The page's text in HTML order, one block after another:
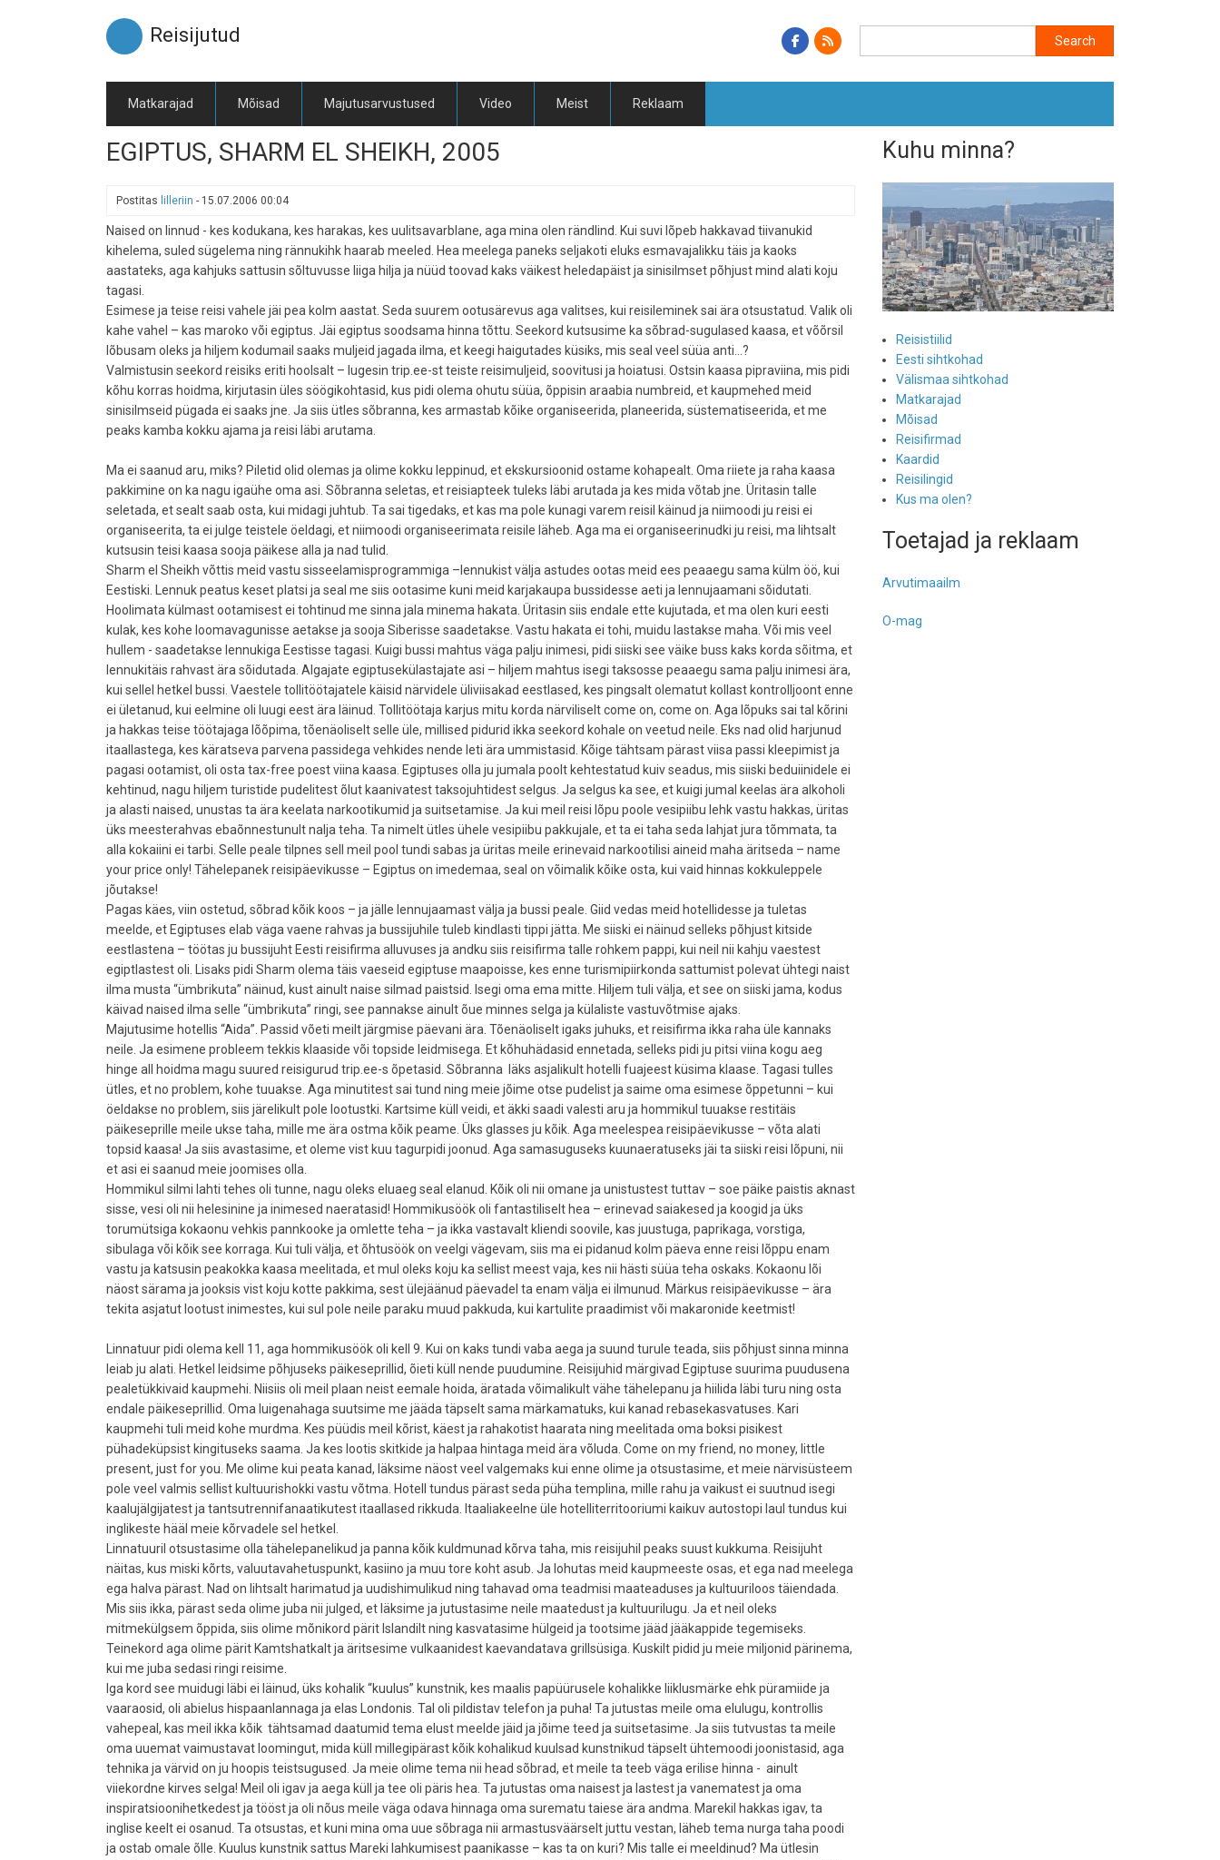
Reisijutud
Matkarajad Mõisad Majutusarvustused Video Meist Reklaam
EGIPTUS, SHARM EL SHEIKH, 2005
Postitas lilleriin - 15.07.2006 00:04
Naised on linnud - kes kodukana, kes harakas, kes uulitsavarblane, aga mina olen rändlind. Kui suvi lõpeb hakkavad tiivanukid
kihelema, suled sügelema ning rännukihk haarab meeled. Hea meelega paneks seljakoti eluks esmavajalikku täis ja kaoks
aastateks, aga kahjuks sattusin sõltuvusse liiga hilja ja nüüd toovad kaks väikest heledapäist ja sinisilmset põhjust mind alati koju
tagasi.
Esimese ja teise reisi vahele jäi pea kolm aastat. Seda suurem ootusärevus aga valitses, kui reisileminek sai ära otsustatud. Valik oli
kahe vahel – kas maroko või egiptus. Jäi egiptus soodsama hinna tõttu. Seekord kutsusime ka sõbrad-sugulased kaasa, et võõrsil
lõbusam oleks ja hiljem kodumail saaks muljeid jagada ilma, et keegi haigutades küsiks, mis seal veel süüa anti...?
Valmistusin seekord reisiks eriti hoolsalt – lugesin trip.ee-st teiste reisimuljeid, soovitusi ja hoiatusi. Ostsin kaasa pipraviina, mis pidi
kõhu korras hoidma, kirjutasin üles söögikohtasid, kus pidi olema ohutu süüa, õppisin araabia numbreid, et kaupmehed meid
sinisilmseid pügada ei saaks jne. Ja siis ütles sõbranna, kes armastab kõike organiseerida, planeerida, süstematiseerida, et me
peaks kamba kokku ajama ja reisi läbi arutama.
Ma ei saanud aru, miks? Piletid olid olemas ja olime kokku leppinud, et ekskursioonid ostame kohapealt. Oma riiete ja raha kaasa
pakkimine on ka nagu igaühe oma asi. Sõbranna seletas, et reisiapteek tuleks läbi arutada ja kes mida võtab jne. Üritasin talle
seletada, et sealt saab osta, kui midagi juhtub. Ta sai tigedaks, et kas ma pole kunagi varem reisil käinud ja niimoodi ju reisi ei
organiseerita, ta ei julge teistele öeldagi, et niimoodi organiseerimata reisile läheb. Aga ma ei organiseerinudki ju reisi, ma lihtsalt
kutsusin teisi kaasa sooja päikese alla ja nad tulid.
Sharm el Sheikh võttis meid vastu sisseelamisprogrammiga –lennukist välja astudes ootas meid ees peaaegu sama külm öö, kui
Eestiski. Lennuk peatus keset platsi ja seal me siis ootasime kuni meid karjakaupa bussidesse aeti ja lennujaamani sõidutati.
Hoolimata külmast ootamisest ei tohtinud me sinna jala minema hakata. Üritasin siis endale ette kujutada, et ma olen kuri eesti
kulak, kes kohe loomavagunisse aetakse ja sooja Siberisse saadetakse. Vastu hakata ei tohi, muidu lastakse maha. Või mis veel
hullem - saadetakse lennukiga Eestisse tagasi. Kuigi bussi mahtus väga palju inimesi, pidi siiski see väike buss kaks korda sõitma, et
lennukitäis rahvast ära sõidutada. Algajate egiptusekülastajate asi – hiljem mahtus isegi taksosse peaaegu sama palju inimesi ära,
kui sellel hetkel bussi. Vaestele tollitöötajatele käisid närvidele üliviisakad eestlased, kes pingsalt olematut kollast kontrolljoont enne
ei ületanud, kui eelmine oli luugi eest ära läinud. Tollitöötaja karjus mitu korda närviliselt come on, come on. Aga lõpuks sai tal kõrini
ja hakkas teise töötajaga lõõpima, tõenäoliselt selle üle, millised pidurid ikka seekord kohale on veetud neile. Eks nad olid harjunud
itaallastega, kes käratseva parvena passidega vehkides nende leti ära ummistasid. Kõige tähtsam pärast viisa passi kleepimist ja
pagasi ootamist, oli osta tax-free poest viina kaasa. Egiptuses olla ju jumala poolt kehtestatud kuiv seadus, mis siiski beduiinidele ei
kehtinud, nagu hiljem turistide pudelitest õlut kaanivatest taksojuhtidest selgus. Ja selgus ka see, et kuigi jumal keelas ära alkoholi
ja alasti naised, unustas ta ära keelata narkootikumid ja suitsetamise. Ja kui meil reisi lõpu poole vesipiibu lehk vastu hakkas, üritas
üks meesterahvas ebaõnnestunult nalja teha. Ta nimelt ütles ühele vesipiibu pakkujale, et ta ei taha seda lahjat jura tõmmata, ta
alla kokaiini ei tarbi. Selle peale tilpnes sell meil pool tundi sabas ja üritas meile erinevaid narkootilisi aineid maha äritseda – name
your price only! Tähelepanek reisipäevikusse – Egiptus on imedemaa, seal on võimalik kõike osta, kui vaid hinnas kokkuleppele
jõutakse!
Pagas käes, viin ostetud, sõbrad kõik koos – ja jälle lennujaamast välja ja bussi peale. Giid vedas meid hotellidesse ja tuletas
meelde, et Egiptuses elab väga vaene rahvas ja bussijuhile tuleb kindlasti tippi jätta. Me siiski ei näinud selleks põhjust kitside
eestlastena – töötas ju bussijuht Eesti reisifirma alluvuses ja andku siis reisifirma talle rohkem pappi, kui neil nii kahju vaestest
egiptlastest oli. Lisaks pidi Sharm olema täis vaeseid egiptuse maapoisse, kes enne turismipiirkonda sattumist polevat ühtegi naist
ilma musta “ümbrikuta” näinud, kust ainult naise silmad paistsid. Isegi oma ema mitte. Hiljem tuli välja, et see on siiski jama, kodus
käivad naised ilma selle “ümbrikuta” ringi, see pannakse ainult õue minnes selga ja külaliste vastuvõtmise ajaks.
Majutusime hotellis “Aida”. Passid võeti meilt järgmise päevani ära. Tõenäoliselt igaks juhuks, et reisifirma ikka raha üle kannaks
neile. Ja esimene probleem tekkis klaaside või topside leidmisega. Et kõhuhädasid ennetada, selleks pidi ju pitsi viina kogu aeg
hinge all hoidma magu suured reisigurud trip.ee-s õpetasid. Sõbranna läks asjalikult hotelli fuajeest küsima klaase. Tagasi tulles
ütles, et no problem, kohe tuuakse. Aga minutitest sai tund ning meie jõime otse pudelist ja saime oma esimese õppetunni – kui
öeldakse no problem, siis järelikult pole lootustki. Kartsime küll veidi, et äkki saadi valesti aru ja hommikul tuuakse restitäis
päikeseprille meile ukse taha, mille me ära ostma kõik peame. Üks glasses ju kõik. Aga meelespea reisipäevikusse – võta alati
topsid kaasa! Ja siis avastasime, et oleme vist kuu tagurpidi joonud. Aga samasuguseks kuunaeratuseks jäi ta siiski reisi lõpuni, nii
et asi ei saanud meie joomises olla.
Hommikul silmi lahti tehes oli tunne, nagu oleks eluaeg seal elanud. Kõik oli nii omane ja unistustest tuttav – soe päike paistis aknast
sisse, vesi oli nii helesinine ja inimesed naeratasid! Hommikusöök oli fantastiliselt hea – erinevad saiakesed ja koogid ja üks
torumütsiga kokaonu vehkis pannkooke ja omlette teha – ja ikka vastavalt kliendi soovile, kas juustuga, paprikaga, vorstiga,
sibulaga või kõik see korraga. Kui tuli välja, et õhtusöök on veelgi vägevam, siis ma ei pidanud kolm päeva enne reisi lõppu enam
vastu ja katsusin peakokka kaasa meelitada, et mul oleks koju ka sellist meest vaja, kes nii hästi süüa teha oskaks. Kokaonu lõi
näost särama ja jooksis vist koju kotte pakkima, sest ülejäänud päevadel ta enam välja ei ilmunud. Märkus reisipäevikusse – ära
tekita asjatut lootust inimestes, kui sul pole neile paraku muud pakkuda, kui kartulite praadimist või makaronide keetmist!
Linnatuur pidi olema kell 11, aga hommikusöök oli kell 9. Kui on kaks tundi vaba aega ja suund turule teada, siis põhjust sinna minna
leiab ju alati. Hetkel leidsime põhjuseks päikeseprillid, õieti küll nende puudumine. Reisijuhid märgivad Egiptuse suurima puudusena
pealetükkivaid kaupmehi. Niisiis oli meil plaan neist eemale hoida, äratada võimalikult vähe tähelepanu ja hiilida läbi turu ning osta
endale päikeseprillid. Oma luigenahaga suutsime me jääda täpselt sama märkamatuks, kui kanad rebasekasvatuses. Kari
kaupmehi tuli meid kohe murdma. Kes püüdis meil kõrist, käest ja rahakotist haarata ning meelitada oma boksi pisikest
pühadeküpsist kingituseks saama. Ja kes lootis skitkide ja halpaa hintaga meid ära võluda. Come on my friend, no money, little
present, just for you. Me olime kui peata kanad, läksime näost veel valgemaks kui enne olime ja otsustasime, et meie närvisüsteem
pole veel valmis sellist kultuurishokki vastu võtma. Hotell tundus pärast seda püha templina, mille rahu ja vaikust ei suutnud isegi
kaalujälgijatest ja tantsutrennifanaatikutest itaallased rikkuda. Itaaliakeelne üle hotelliterritooriumi kaikuv autostopi laul tundus kui
inglikeste hääl meie kõrvadele sel hetkel.
Linnatuuril otsustasime olla tähelepanelikud ja panna kõik kuldmunad kõrva taha, mis reisijuhil peaks suust kukkuma. Reisijuht
näitas, kus miski kõrts, valuutavahetuspunkt, kasiino ja muu tore koht asub. Ja lohutas meid kaupmeeste osas, et ega nad meelega
ega halva pärast. Nad on lihtsalt harimatud ja uudishimulikud ning tahavad oma teadmisi maateaduses ja kultuuriloos täiendada.
Mis siis ikka, pärast seda olime juba nii julged, et läksime ja jutustasime neile maatedust ja kultuurilugu. Ja et neil oleks
mitmekülgsem õppida, siis olime mõnikord pärit Islandilt ning kasvatasime hülgeid ja tootsime jääd jääkappide tegemiseks.
Teinekord aga olime pärit Kamtshatkalt ja äritsesime vulkaanidest kaevandatava grillsüsiga. Kuskilt pidid ju meie miljonid pärinema,
kui me juba sedasi ringi reisime.
Iga kord see muidugi läbi ei läinud, üks kohalik “kuulus” kunstnik, kes maalis papüürusele kohalikke liiklusmärke ehk püramiide ja
vaaraosid, oli abielus hispaanlannaga ja elas Londonis. Tal oli pildistav telefon ja puha! Ta jutustas meile oma elulugu, kontrollis
vahepeal, kas meil ikka kõik tähtsamad daatumid tema elust meelde jäid ja jõime teed ja suitsetasime. Ja siis tutvustas ta meile
oma uuemat vaimustavat loomingut, mida küll millegipärast kõik kohalikud kuulsad kunstnikud täpselt ühtemoodi joonistasid, aga
tehnika ja värvid on ju hoopis teistsugused. Ja meie olime tema nii head sõbrad, et meile ta teeb väga erilise hinna - ainult
viiekordne kirves selga! Meil oli igav ja aega küll ja tee oli päris hea. Ta jutustas oma naisest ja lastest ja vanematest ja oma
inspiratsioonihetkedest ja tööst ja oli nõus meile väga odava hinnaga oma surematu taiese ära andma. Marekil hakkas igav, ta
inglise keelt ei osanud. Ta otsustas, et kuni mina oma uue sõbraga nii armastusväärselt juttu vestan, läheb tema nurga taha poodi
ja ostab omale õlle. Kuulus kunstnik sattus Mareki lahkumisest paanikasse – kas ta on kuri? Mis talle ei meeldinud? Ma ütlesin
Kuhu minna?
Reisistiilid
Eesti sihtkohad
Välismaa sihtkohad
Matkarajad
Mõisad
Reisifirmad
Kaardid
Reisilingid
Kus ma olen?
Toetajad ja reklaam
Arvutimaailm
O-mag